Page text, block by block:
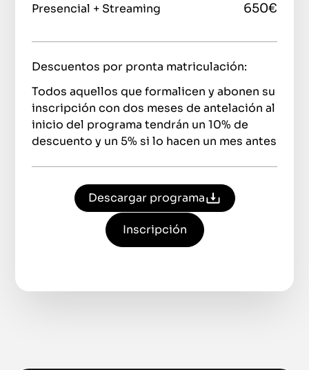
Presencial + Streaming 650€
Descuentos por pronta matriculación:
Todos aquellos que formalicen y abonen su
inscripción con dos meses de antelación al
inicio del programa tendrán un 10% de
descuento y un 5% si lo hacen un mes antes
Descargar programa
Inscripción